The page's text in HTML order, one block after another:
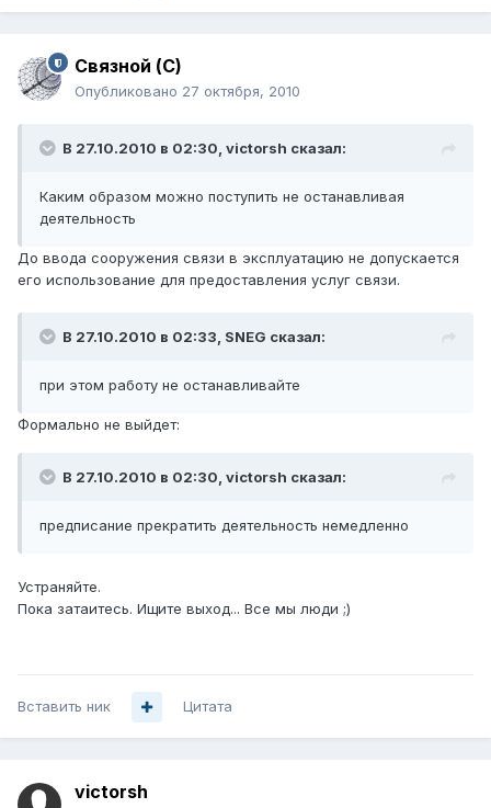
Связной (С)
Опубликовано 27 октября, 2010
В 27.10.2010 в 02:30, victorsh сказал:
Каким образом можно поступить не останавливая
деятельность
До ввода сооружения связи в эксплуатацию не допускается
его использование для предоставления услуг связи.
В 27.10.2010 в 02:33, SNEG сказал:
при этом работу не останавливайте
Формально не выйдет:
В 27.10.2010 в 02:30, victorsh сказал:
предписание прекратить деятельность немедленно
Устраняйте.
Пока затаитесь. Ищите выход... Все мы люди ;)
Вставить ник Цитата
victorsh